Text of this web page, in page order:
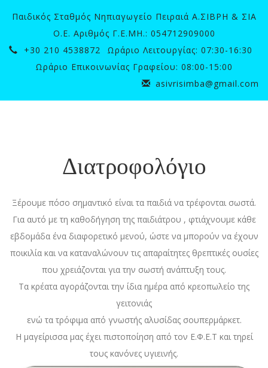
Παιδικός Σταθμός Νηπιαγωγείο Πειραιά Α.ΣΙΒΡΗ & ΣΙΑ
Ο.Ε. Αριθμός Γ.Ε.ΜΗ.: 054712909000
+30 210 4538872
Ωράριο Λειτουργίας: 07:30-16:30
Ωράριο Επικοινωνίας Γραφείου: 08:00-15:00
asivrisimba@gmail.com
Διατροφολόγιο
Ξέρουμε πόσο σημαντικό είναι τα παιδιά να τρέφονται σωστά.
Για αυτό με τη καθοδήγηση της παιδιάτρου , φτιάχνουμε κάθε
εβδομάδα ένα διαφορετικό μενού, ώστε να μπορούν να έχουν
ποικιλία και να καταναλώνουν τις απαραίτητες θρεπτικές ουσίες
που χρειάζονται για την σωστή ανάπτυξη τους.
Τα κρέατα αγοράζονται την ίδια ημέρα από κρεοπωλείο της
γειτονιάς
ενώ τα τρόφιμα από γνωστής αλυσίδας σουπερμάρκετ.
Η μαγείρισσα μας έχει πιστοποίηση από τον Ε.Φ.Ε.Τ και τηρεί
τους κανόνες υγιεινής.